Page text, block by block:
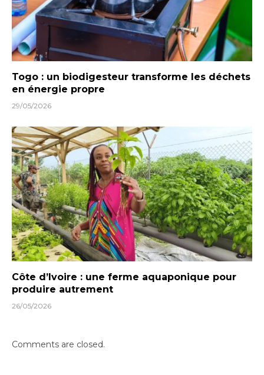
Togo : un biodigesteur transforme les déchets
en énergie propre
29/05/2026
Côte d’Ivoire : une ferme aquaponique pour
produire autrement
26/05/2026
Comments are closed.